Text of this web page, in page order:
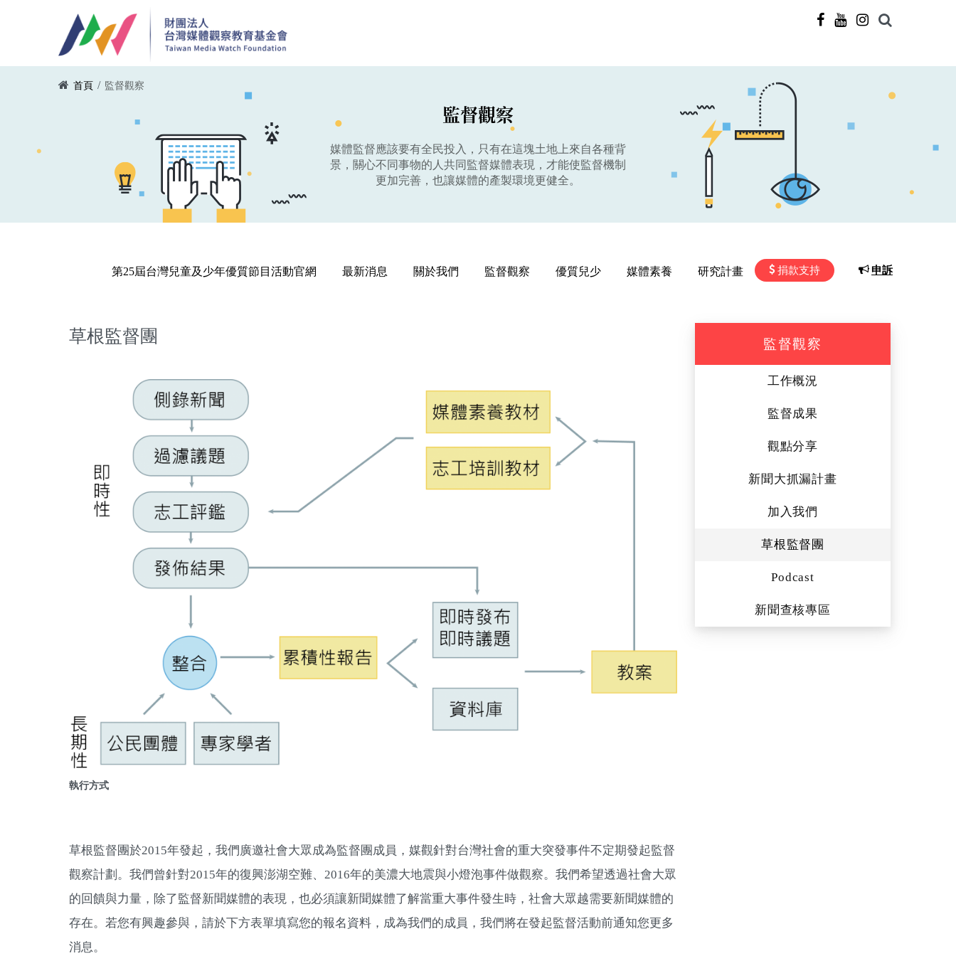
您在這裡
首頁 / 監督觀察
監督觀察
媒體監督應該要有全民投入，只有在這塊土地上來自各種背
景，關心不同事物的人共同監督媒體表現，才能使監督機制
更加完善，也讓媒體的產製環境更健全。
第25屆台灣兒童及少年優質節目活動官網 最新消息 關於我們 監督觀察 優質兒少 媒體素養 研究計畫 申訴
捐款支持
草根監督團
執行方式
草根監督團於2015年發起，我們廣邀社會大眾成為監督團成員，媒觀針對台灣社會的重大突發事件不定期發起監督
觀察計劃。我們曾針對2015年的復興澎湖空難、2016年的美濃大地震與小燈泡事件做觀察。我們希望透過社會大眾
的回饋與力量，除了監督新聞媒體的表現，也必須讓新聞媒體了解當重大事件發生時，社會大眾越需要新聞媒體的
存在。若您有興趣參與，請於下方表單填寫您的報名資料，成為我們的成員，我們將在發起監督活動前通知您更多
消息。
監督觀察
工作概況
監督成果
觀點分享
新聞大抓漏計畫
加入我們
草根監督團
Podcast
新聞查核專區